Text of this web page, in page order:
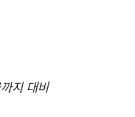
지 대비